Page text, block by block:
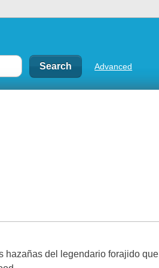
Advanced
hazañas del legendario forajido que